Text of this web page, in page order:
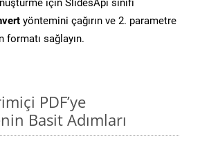
için SlidesApi sınıfı
yöntemini çağırın ve 2. parametre
formatı sağlayın.
PDF’ye
Basit Adımları